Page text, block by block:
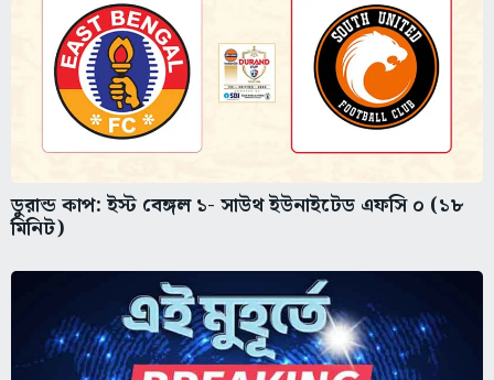
ডুরান্ড কাপ: ইস্ট বেঙ্গল ১- সাউথ ইউনাইটেড এফসি ০ (১৮
মিনিট)